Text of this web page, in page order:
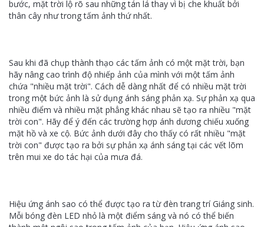
bước, mặt trời lộ rõ sau những tán lá thay vì bị che khuất bởi
thân cây như trong tấm ảnh thứ nhất.
Sau khi đã chụp thành thạo các tấm ảnh có một mặt trời, bạn
hãy nâng cao trình độ nhiếp ảnh của mình với một tấm ảnh
chứa "nhiều mặt trời". Cách dễ dàng nhất để có nhiều mặt trời
trong một bức ảnh là sử dụng ánh sáng phản xạ. Sự phản xạ qua
nhiều điểm và nhiều mặt phẳng khác nhau sẽ tạo ra nhiều "mặt
trời con". Hãy để ý đến các trường hợp ánh dương chiếu xuống
mặt hồ và xe cộ. Bức ảnh dưới đây cho thấy có rất nhiều "mặt
trời con" được tạo ra bởi sự phản xạ ánh sáng tại các vết lõm
trên mui xe do tác hại của mưa đá.
Hiệu ứng ánh sao có thể được tạo ra từ đèn trang trí Giáng sinh.
Mỗi bóng đèn LED nhỏ là một điểm sáng và nó có thể biến